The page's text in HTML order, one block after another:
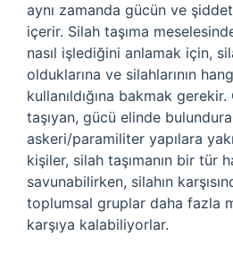
aynı zamanda gücün ve
içerir. Silah taşıma
nasıl işlediğini anlamak için,
olduklarına ve silahlarının
kullanıldığına bakmak
taşıyan, gücü elinde
askeri/paramiliter yapılara
kişiler, silah taşımanın bir tür
savunabilirken, silahın
toplumsal gruplar daha fazla
karşıya kalabiliyorlar.